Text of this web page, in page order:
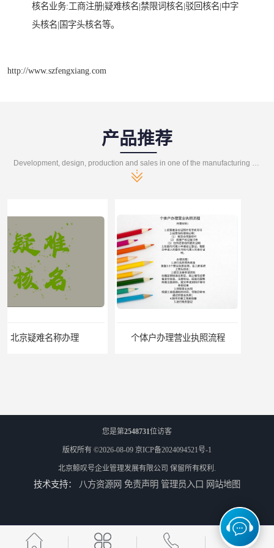
核名业务:工商注册|疑难核名|禁限词核名|驳回核名|中字
头核名|国字头核名等。
http://www.szfengxiang.com
产品推荐
个体户办理营业执照流程
您是第2548731位访客
版权所有 ©2026-08-09 京ICP备2024094521号-1
北京鲸叹号企业管理发展有限公司 保留所有权利.
技术支持： 八方资源网 免责声明 管理员入口 网站地图